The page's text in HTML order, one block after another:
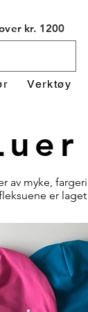
kr. 1200
Verktøy
av myke,
er